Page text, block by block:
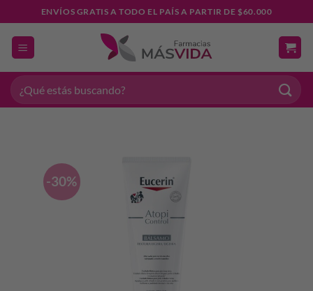
al
contenido
ENVÍOS GRATIS A TODO EL PAÍS A PARTIR DE $60.000
Buscar
por:
-30%